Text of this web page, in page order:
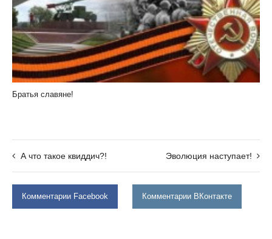
Братья славяне!
А что такое квиддич?! Эволюция наступает!
Комментарии Facebook Комментарии ВКонтакте